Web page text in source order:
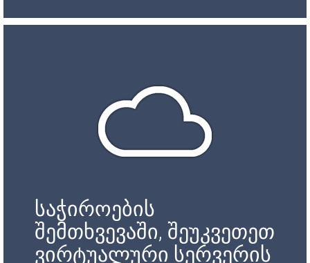
საჭიროების
შემთხვევაში, შეუკვეთეთ
ვირტუალური სერვერის